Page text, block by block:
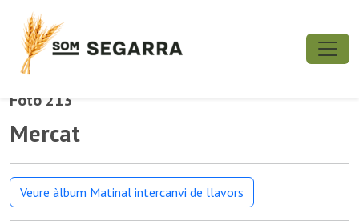
Foto 213
Mercat
Veure àlbum Matinal intercanvi de llavors